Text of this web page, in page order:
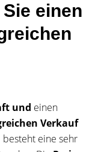
einen
und einen
Verkauf
besteht eine sehr